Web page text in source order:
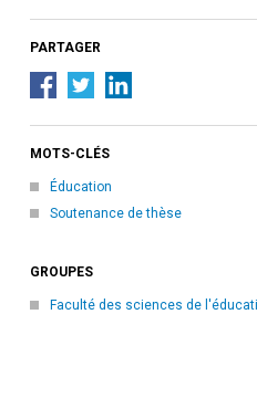
PARTAGER
MOTS-CLÉS
Éducation
Soutenance de thèse
GROUPES
Faculté des sciences de